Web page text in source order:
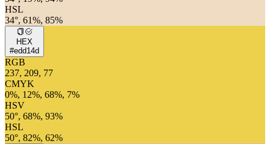
HSL
34°, 61%, 85%
HEX
#edd14d
RGB
237, 209, 77
CMYK
0%, 12%, 68%, 7%
HSV
50°, 68%, 93%
HSL
50°, 82%, 62%